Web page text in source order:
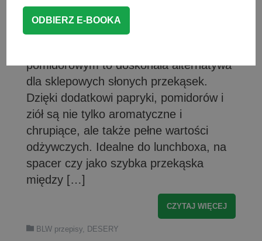
przekąskę, którą z radością zje nawet
największy niejadek? Domowe krakersy
pomidorowym to doskonała alternatywa
dla sklepowych słonych przekąsek.
Dzięki dodatkowi papryki, pomidorów i
ziół są nie tylko aromatyczne i
chrupiące, ale także pełne wartości
odżywczych. Idealne do lunchboxa, na
spacer czy jako szybka przekąska
między […]
CZYTAJ WIĘCEJ
BLW przepisy, DESERY